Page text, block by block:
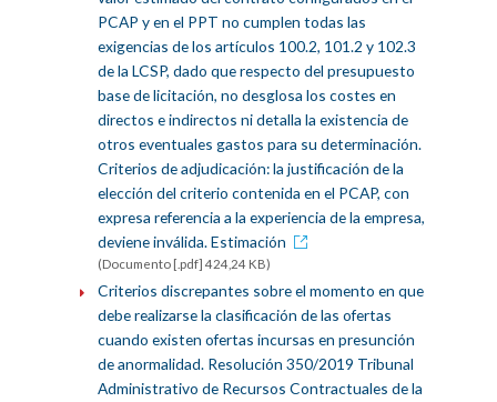
PCAP y en el PPT no cumplen todas las
exigencias de los artículos 100.2, 101.2 y 102.3
de la LCSP, dado que respecto del presupuesto
base de licitación, no desglosa los costes en
directos e indirectos ni detalla la existencia de
otros eventuales gastos para su determinación.
Criterios de adjudicación: la justificación de la
elección del criterio contenida en el PCAP, con
expresa referencia a la experiencia de la empresa,
deviene inválida. Estimación
(Documento [.pdf] 424,24 KB)
Criterios discrepantes sobre el momento en que
debe realizarse la clasificación de las ofertas
cuando existen ofertas incursas en presunción
de anormalidad. Resolución 350/2019 Tribunal
Administrativo de Recursos Contractuales de la